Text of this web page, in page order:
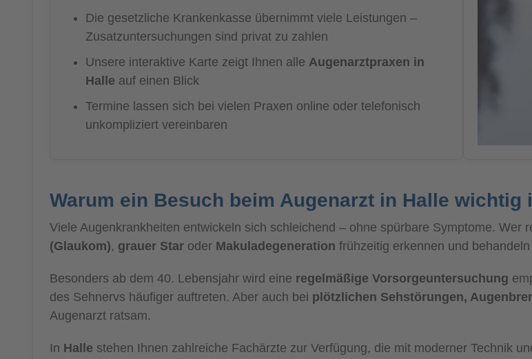
Die gesetzliche Krankenkasse übernimmt viele Leistungen –
Zusatzuntersuchungen sind privat zu zahlen
Unsere interaktive Karte zeigt Ihnen alle Augenarztpraxen in
Halle auf einen Blick
Termine lassen sich bei vielen Praxen online oder telefonisch
unkompliziert vereinbaren
Warum ein Besuch beim Augenarzt in Halle wichtig
Viele Augenkrankheiten entwickeln sich schleichend – ohne spürbare Symptome. Wer
(Glaukom), grauer Star oder Makuladegeneration frühzeitig erkennen und behandeln
Besonders ab dem 40. Lebensjahr wird eine regelmäßige Vorsorgeuntersuchung
des Sehnervs häufiger auftreten. Aber auch bei plötzlichen Sehstörungen,
Augenarzt ratsam.
In Halle stehen Ihnen zahlreiche Fachärzte zur Verfügung, die mit moderner Technik